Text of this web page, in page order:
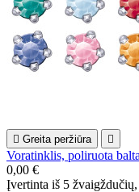
 Greita peržiūra 
Voratinklis, poliruota balta
0,00 €
Įvertinta iš 5